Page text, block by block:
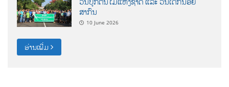
10 June 2026
ອ່ານເພີ່ມ